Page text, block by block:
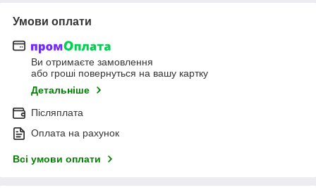
Умови оплати
Ви отримаєте замовлення
або гроші повернуться на вашу картку
Детальніше
Післяплата
Оплата на рахунок
Всі умови оплати